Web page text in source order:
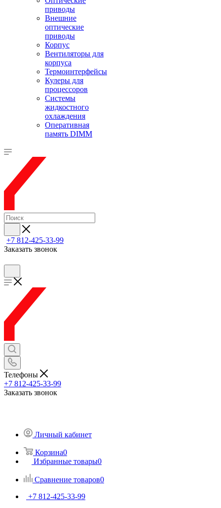
приводы
Внешние
оптические
приводы
Корпус
Вентиляторы для
корпуса
Термоинтерфейсы
Кулеры для
процессоров
Системы
жидкостного
охлаждения
Оперативная
память DIMM
+7 812-425-33-99
Заказать звонок
Телефоны
+7 812-425-33-99
Заказать звонок
Личный кабинет
Корзина0
Избранные товары0
Сравнение товаров0
+7 812-425-33-99